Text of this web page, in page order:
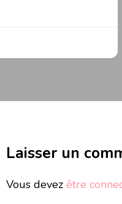
Laisser un
Vous devez être